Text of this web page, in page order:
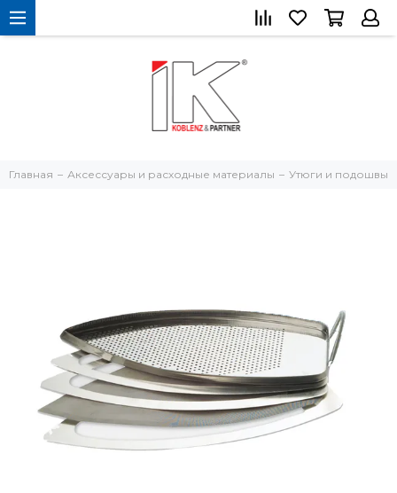
Главная Аксессуары и расходные материалы Утюги и подошвы